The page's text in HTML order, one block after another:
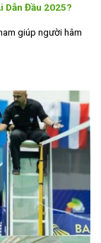
Dẫn Đầu 2025?
giúp người hâm